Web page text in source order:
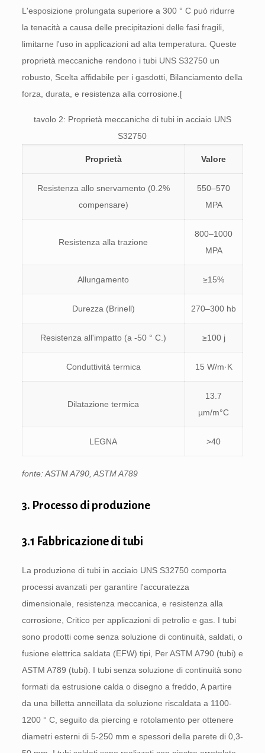
L'esposizione prolungata superiore a 300 ° C può ridurre
la tenacità a causa delle precipitazioni delle fasi fragili,
limitarne l'uso in applicazioni ad alta temperatura. Queste
proprietà meccaniche rendono i tubi UNS S32750 un
robusto, Scelta affidabile per i gasdotti, Bilanciamento della
forza, durata, e resistenza alla corrosione.[
tavolo 2: Proprietà meccaniche di tubi in acciaio UNS
S32750
Proprietà Valore
Resistenza allo snervamento (0.2%
compensare)
550–570
MPA
Resistenza alla trazione
800–1000
MPA
Allungamento ≥15%
Durezza (Brinell) 270–300 hb
Resistenza all'impatto (a -50 ° C.) ≥100 j
Conduttività termica 15 W/m·K
Dilatazione termica
13.7
µm/m°C
LEGNA >40
fonte: ASTM A790, ASTM A789
3. Processo di produzione
3.1 Fabbricazione di tubi
La produzione di tubi in acciaio UNS S32750 comporta
processi avanzati per garantire l'accuratezza
dimensionale, resistenza meccanica, e resistenza alla
corrosione, Critico per applicazioni di petrolio e gas. I tubi
sono prodotti come senza soluzione di continuità, saldati, o
fusione elettrica saldata (EFW) tipi, Per ASTM A790 (tubi) e
ASTM A789 (tubi). I tubi senza soluzione di continuità sono
formati da estrusione calda o disegno a freddo, A partire
da una billetta anneillata da soluzione riscaldata a 1100-
1200 ° C, seguito da piercing e rotolamento per ottenere
diametri esterni di 5-250 mm e spessori della parete di 0,3-